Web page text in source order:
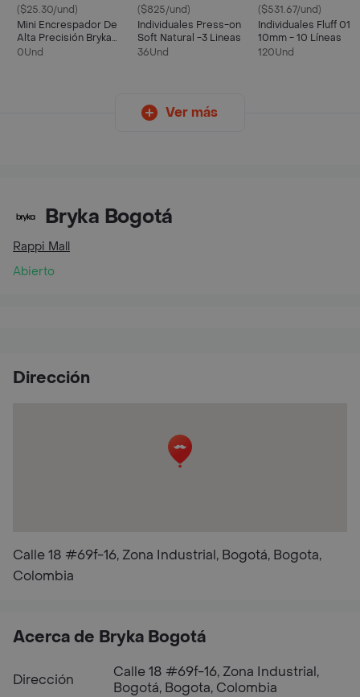
($25.30/und)
Mini Encrespador De
Alta Precisión Bryka
Lashes
0Und
($825/und)
Individuales Press-on
Soft Natural -3 Lineas
36Und
($531.67/und)
Individuales Fluff 01
10mm - 10 Líneas
120Und
Ver más
Bryka Bogotá
Rappi Mall
Abierto
Dirección
Calle 18 #69f-16, Zona Industrial, Bogotá, Bogota,
Colombia
Acerca de Bryka Bogotá
Dirección
Calle 18 #69f-16, Zona Industrial,
Bogotá, Bogota, Colombia